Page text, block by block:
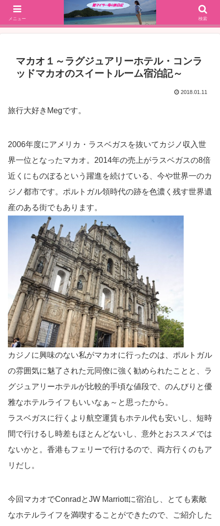
SFC修行(2016年解脱!)からJGC修行(2017年解脱)を決意、絶景や美味しいもの
大好きな働く陸マイラー母の旅行ブログ
マカオ１～ラグジュアリーホテル・コンラ
ッドマカオのスイートルーム宿泊記～
2018.01.11
旅行大好きMegです。
2006年度にアメリカ・ラスベガスを抜いてカジノ収入世
界一位となったマカオ。2014年の売上がラスベガスの8倍
近くにものぼるという躍進を続けている、今や世界一のカ
ジノ都市です。ポルトガル領時代の跡を色濃く残す世界遺
産のある街でもあります。
カジノに興味のない私がマカオに行ったのは、ポルトガル
の雰囲気に魅了された元同僚に強く勧められたことと、ラ
グジュアリーホテルが比較的手頃な値段で、のんびりと優
雅なホテルライフもいいなぁ～と思ったから。
ラスベガスに行くより航空運賃もホテル代も安いし、短時
間で行けるし時差もほとんどないし、意外とおススメでは
ないかと。香港もフェリーで行けるので、両方行くのもア
リだし。
今回マカオでConradとJW Marriottに宿泊し、とても素敵
なホテルライフを満喫することができたので、ご紹介した
メニュー 検索